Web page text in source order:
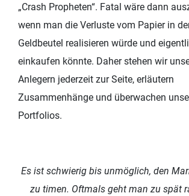
„Crash Propheten“. Fatal wäre dann
wenn man die Verluste vom Papier in
Geldbeutel realisieren würde und
einkaufen könnte. Daher stehen wir
Anlegern jederzeit zur Seite, erläutern
Zusammenhänge und überwachen
Portfolios.
Es ist schwierig bis unmöglich, den
zu timen. Oftmals geht man zu spät